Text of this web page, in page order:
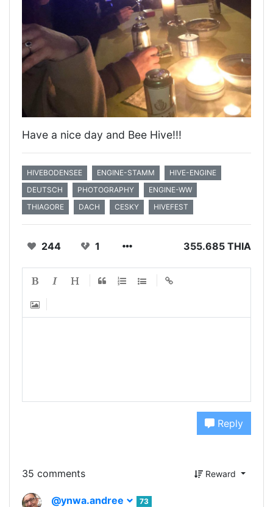
Have a nice day and Bee Hive!!!
HIVEBODENSEE ENGINE-STAMM
HIVE-ENGINE
DEUTSCH
PHOTOGRAPHY
ENGINE-WW
THIAGORE
DACH CESKY HIVEFEST
244 1 355.685 THIA
Reply
35 comments Reward
@ynwa.andree
73